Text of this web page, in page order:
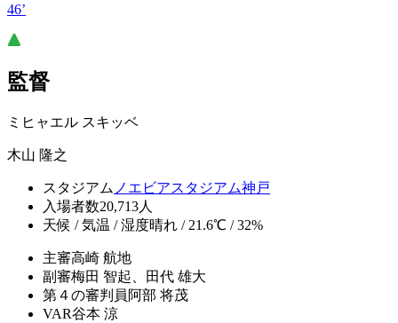
46’
監督
ミヒャエル スキッベ
木山 隆之
スタジアム ノエビアスタジアム神戸
入場者数20,713人
天候 / 気温 / 湿度晴れ / 21.6℃ / 32%
主審高崎 航地
副審梅田 智起、田代 雄大
第４の審判員 阿部 将茂
VAR谷本 涼